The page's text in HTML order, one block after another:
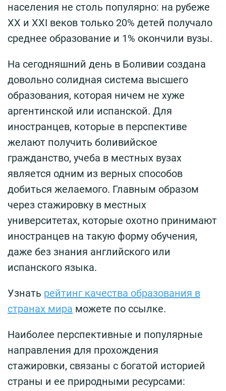
населения не столь популярно: на рубеже
XX и XXI веков только 20% детей получало
среднее образование и 1% окончили вузы.
На сегодняшний день в Боливии создана
довольно солидная система высшего
образования, которая ничем не хуже
аргентинской или испанской. Для
иностранцев, которые в перспективе
желают получить боливийское
гражданство, учеба в местных вузах
является одним из верных способов
добиться желаемого. Главным образом
через стажировку в местных
университетах, которые охотно принимают
иностранцев на такую форму обучения,
даже без знания английского или
испанского языка.
Узнать рейтинг качества образования в
странах мира можете по ссылке.
Наиболее перспективные и популярные
направления для прохождения
стажировки, связаны с богатой историей
страны и ее природными ресурсами: